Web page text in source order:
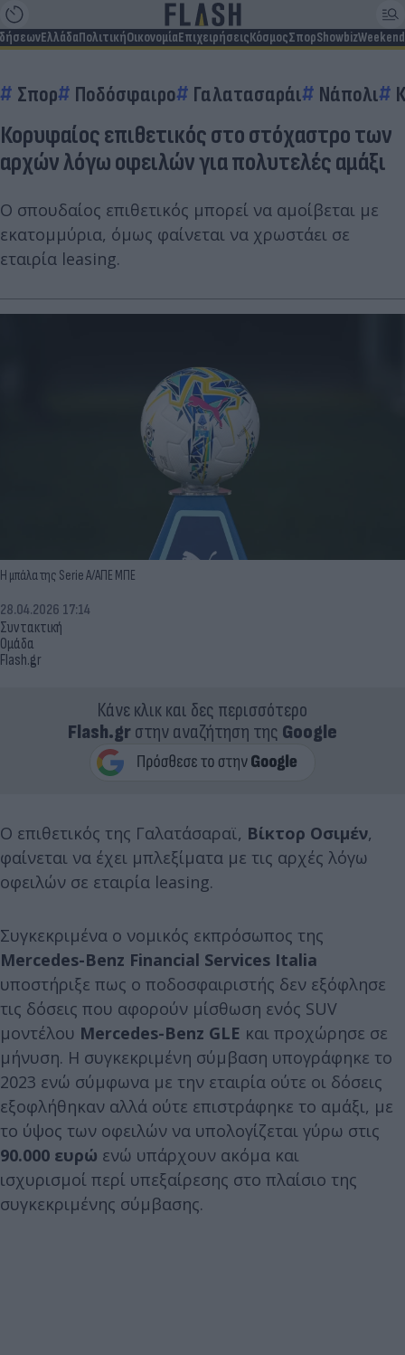
ΕλλάδαΠολιτικήΟικονομίαΕπιχειρήσειςΚόσμοςΣπορShowbizWeekend
Σπορ Ποδόσφαιρο Γαλατασαράι Νάπολι
Κορυφαίος επιθετικός στο στόχαστρο των
αρχών λόγω οφειλών για πολυτελές αμάξι
Ο σπουδαίος επιθετικός μπορεί να αμοίβεται με
εκατομμύρια, όμως φαίνεται να χρωστάει σε
εταιρία leasing.
Η μπάλα της Serie A/ΑΠΕ ΜΠΕ
Συντακτική
Ομάδα
Flash.gr
28.04.2026 17:14
Κάνε κλικ και δες περισσότερο
Flash.grστην αναζήτηση της Google
Ο επιθετικός της Γαλατάσαραϊ, Βίκτορ Οσιμέν,
φαίνεται να έχει μπλεξίματα με τις αρχές λόγω
οφειλών σε εταιρία leasing.
Συγκεκριμένα ο νομικός εκπρόσωπος της
Mercedes-Benz Financial Services Italia
υποστήριξε πως ο ποδοσφαιριστής δεν εξόφλησε
τις δόσεις που αφορούν μίσθωση ενός SUV
μοντέλου Mercedes-Benz GLE και προχώρησε σε
μήνυση. Η συγκεκριμένη σύμβαση υπογράφηκε το
2023 ενώ σύμφωνα με την εταιρία ούτε οι δόσεις
εξοφλήθηκαν αλλά ούτε επιστράφηκε το αμάξι, με
το ύψος των οφειλών να υπολογίζεται γύρω στις
90.000 ευρώ ενώ υπάρχουν ακόμα και
ισχυρισμοί περί υπεξαίρεσης στο πλαίσιο της
συγκεκριμένης σύμβασης.